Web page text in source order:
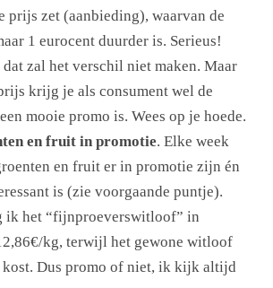
prijs zet (aanbieding), waarvan de
1 eurocent duurder is. Serieus!
zal het verschil niet maken. Maar
krijg je als consument wel de
mooie promo is. Wees op je hoede.
en fruit in promotie. Elke week
en fruit er in promotie zijn én
is (zie voorgaande puntje).
ik het “fijnproeverswitloof” in
kg, terwijl het gewone witloof
kost. Dus promo of niet, ik kijk altijd